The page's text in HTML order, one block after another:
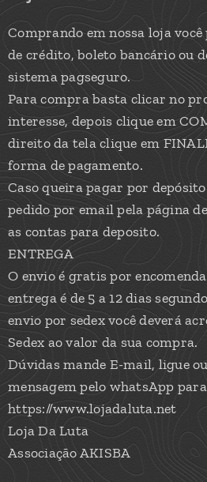
Comprando em nossa loja
de crédito, boleto bancário ou
sistema pagseguro.
Para compra basta clicar no
interesse, depois clique em
direito da tela clique em
forma de pagamento.
Caso queira pagar por
pedido por email pela página
as contas para deposito.
ENTREGA
O envio é gratis por
entrega é de 5 a 12 dias
envio por sedex você deverá
Sedex ao valor da sua compra.
Dúvidas mande E-mail, ligue
mensagem pelo whatsApp para
https://www.lojadaluta.net
Loja Da Luta
Associação AKISBA